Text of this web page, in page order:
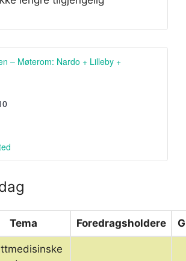
– Møterom: Nardo + Lilleby +
Tema Foredragsholdere